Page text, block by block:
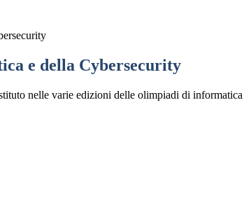
e della Cybersecurity
nelle varie edizioni delle olimpiadi di informatica